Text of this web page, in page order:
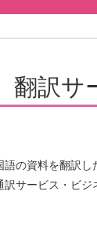
翻訳サ
の資料を翻訳
サービス・ビ